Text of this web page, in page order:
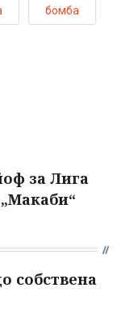
бомба
за Лига
собствена